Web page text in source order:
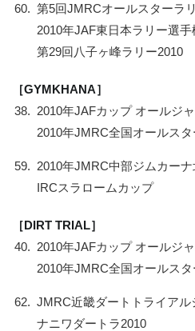
60. 第5回JMRCオールスターラ
2010年JAF東日本ラリー選手
第29回八子ヶ峰ラリー2010
［GYMKHANA］
38. 2010年JAFカップ オールジ
2010年JMRC全国オールス
59. 2010年JMRC中部ジムカー
IRCスラロームカップ
［DIRT TRIAL］
40. 2010年JAFカップ オールジ
2010年JMRC全国オールス
62. JMRC近畿ダートトライア
ナニワダートラ2010